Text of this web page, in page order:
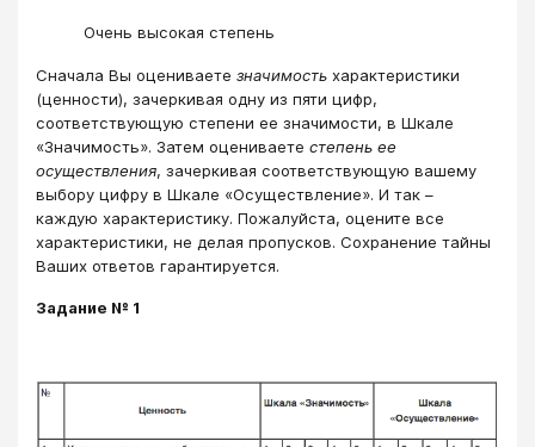
Очень высокая степень
Сначала Вы оцениваете значимость характеристики
(ценности), зачеркивая одну из пяти цифр,
соответствующую степени ее значимости, в Шкале
«Значимость». Затем оцениваете степень ее
осуществления, зачеркивая соответствующую вашему
выбору цифру в Шкале «Осуществление». И так –
каждую характеристику. Пожалуйста, оцените все
характеристики, не делая пропусков. Сохранение тайны
Ваших ответов гарантируется.
Задание № 1